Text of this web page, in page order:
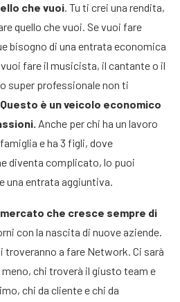
che vuoi. Tu ti crei una rendita,
quello che vuoi. Se vuoi fare
bisogno di una entrata economica
fare il musicista, il cantante o il
super professionale non ti
Questo è un veicolo economico
Anche per chi ha un lavoro
e ha 3 figli, dove
diventa complicato, lo puoi
una entrata aggiuntiva.
che cresce sempre di
con la nascita di nuove aziende.
troveranno a fare Network. Ci sarà
meno, chi troverà il giusto team e
chi da cliente e chi da